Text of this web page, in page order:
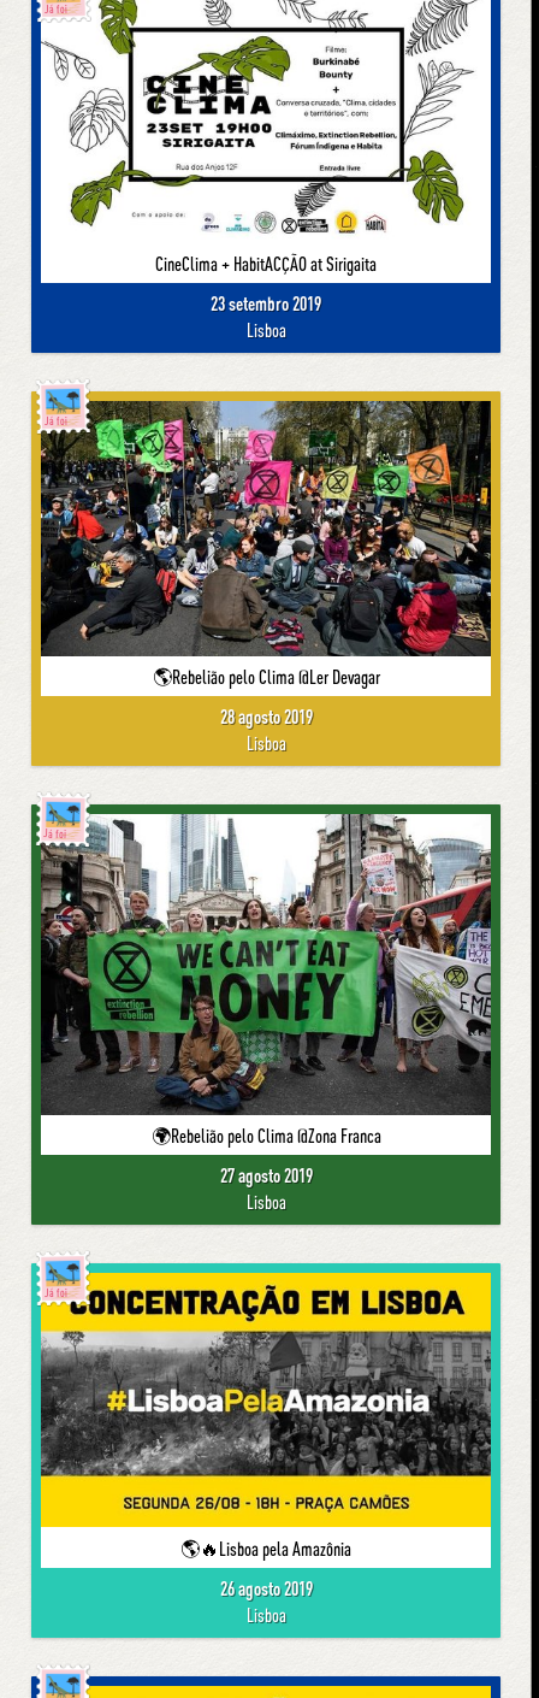
Já foi
CineClima + HabitACÇÃO at Sirigaita
23 setembro 2019
Lisboa
Já foi
🌎Rebelião pelo Clima @Ler Devagar
28 agosto 2019
Lisboa
Já foi
🌍Rebelião pelo Clima @Zona Franca
27 agosto 2019
Lisboa
Já foi
🌎🔥Lisboa pela Amazônia
26 agosto 2019
Lisboa